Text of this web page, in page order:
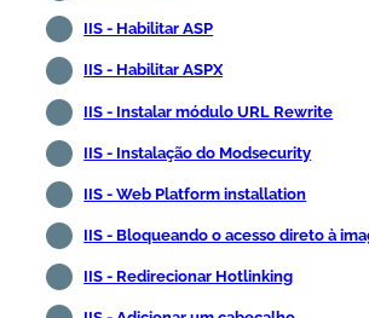
IIS - Habilitar ASP
IIS - Habilitar ASPX
IIS - Instalar módulo URL Rewrite
IIS - Instalação do Modsecurity
IIS - Web Platform installation
IIS - Bloqueando o acesso direto à
IIS - Redirecionar Hotlinking